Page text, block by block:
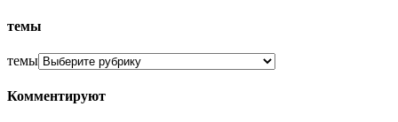
темы
темы
Комментируют